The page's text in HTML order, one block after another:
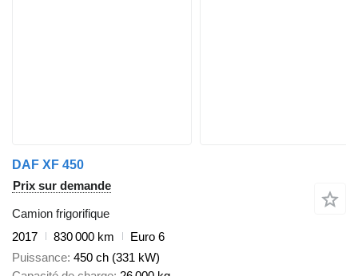
DAF XF 450
Prix sur demande
Camion frigorifique
2017
830 000 km
Euro 6
Puissance 450 ch (331 kW)